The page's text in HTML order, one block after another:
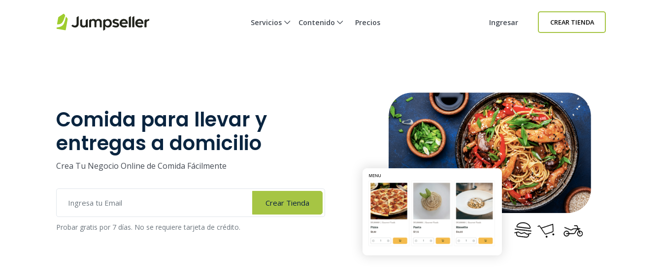
Servicios Contenido Precios Ingresar CREAR TIENDA
Comida para llevar y
entregas a domicilio
Crea Tu Negocio Online de Comida Fácilmente
Crear Tienda
Probar gratis por 7 días. No se requiere tarjeta de crédito.